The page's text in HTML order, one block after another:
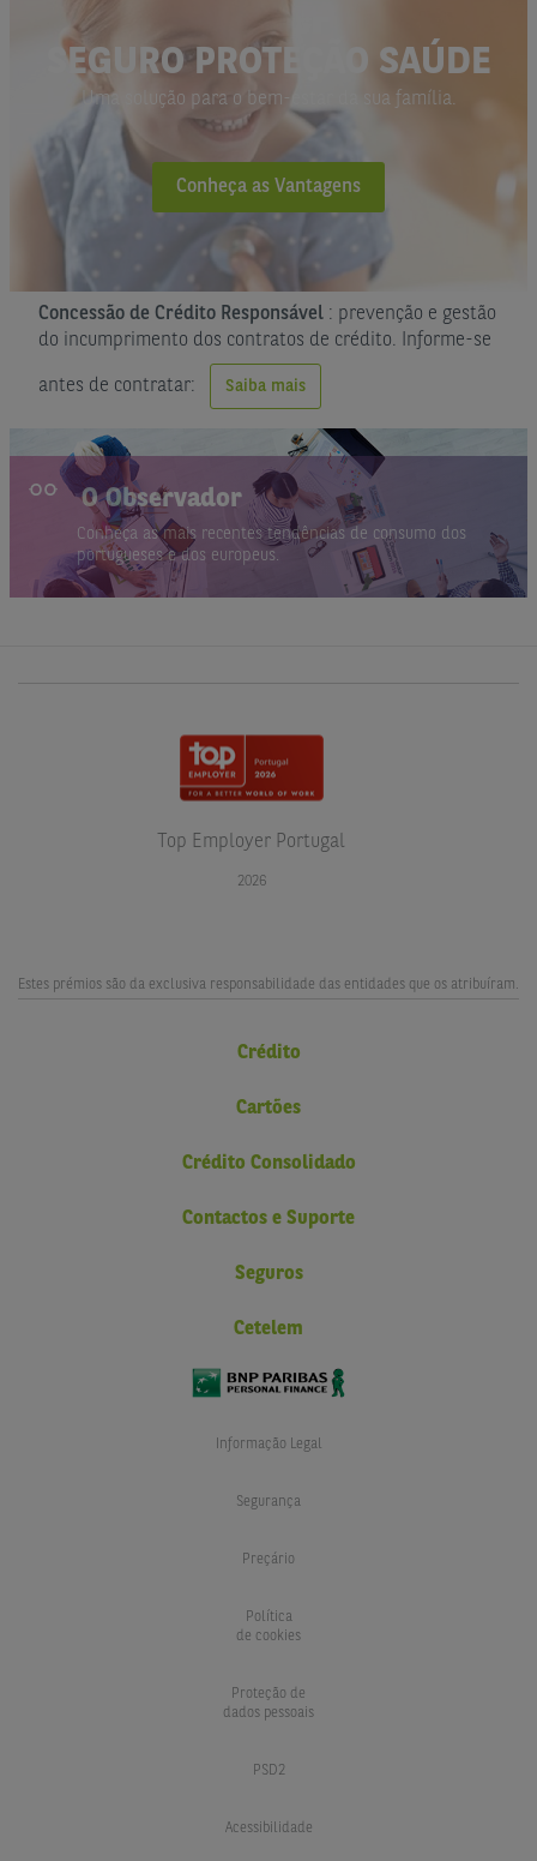
SEGURO PROTEÇÃO SAÚDE
Uma solução para o bem-estar da sua família.
Conheça as Vantagens
Concessão de Crédito Responsável : prevenção e gestão
do incumprimento dos contratos de crédito. Informe-se
antes de contratar: Saiba mais
O Observador
Conheça as mais recentes tendências de consumo dos
portugueses e dos europeus.
Top Employer Portugal
2026
Estes prémios são da exclusiva responsabilidade das entidades que os atribuíram.
Crédito
Cartões
Crédito Consolidado
Contactos e Suporte
Seguros
Cetelem
Informação Legal
Segurança
Preçário
Política
de cookies
Proteção de
dados pessoais
PSD2
Acessibilidade